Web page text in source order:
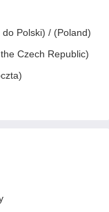
Polski) / (Poland)
Czech Republic)